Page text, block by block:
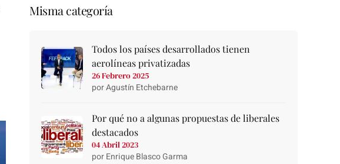
Misma categoría
Todos los países desarrollados tienen
aerolíneas privatizadas
26 Febrero 2025
por Agustín Etchebarne
Por qué no a algunas propuestas de liberales
destacados
04 Abril 2023
por Enrique Blasco Garma